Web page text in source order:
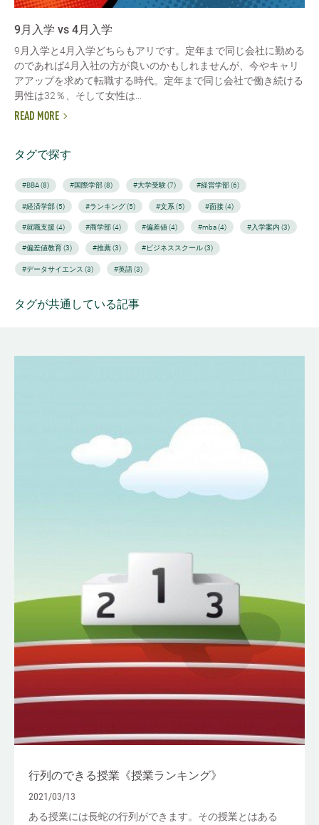
9月入学 vs 4月入学
9月入学と4月入学どちらもアリです。定年まで同じ会社に勤める
のであれば4月入社の方が良いのかもしれませんが、今やキャリ
アアップを求めて転職する時代。定年まで同じ会社で働き続ける
男性は32％、そして女性は...
READ MORE
タグで探す
#BBA (8) #国際学部 (8) #大学受験 (7) #経営学部 (6)
#経済学部 (5) #ランキング (5) #文系 (5) #面接 (4)
#就職支援 (4) #商学部 (4) #偏差値 (4) #mba (4) #入学案内 (3)
#偏差値教育 (3) #推薦 (3) #ビジネススクール (3)
#データサイエンス (3) #英語 (3)
タグが共通している記事
行列のできる授業《授業ランキング》
2021/03/13
ある授業には長蛇の行列ができます。その授業とはある